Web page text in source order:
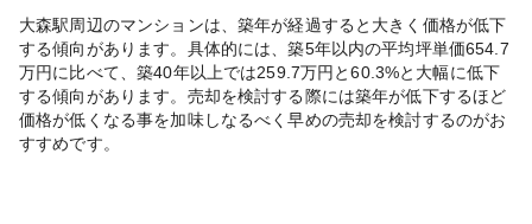
大森駅周辺のマンションは、築年が経過すると大きく価格が低下
する傾向があります。具体的には、築5年以内の平均坪単価654.7
万円に比べて、築40年以上では259.7万円と60.3%と大幅に低下
する傾向があります。売却を検討する際には築年が低下するほど
価格が低くなる事を加味しなるべく早めの売却を検討するのがお
すすめです。